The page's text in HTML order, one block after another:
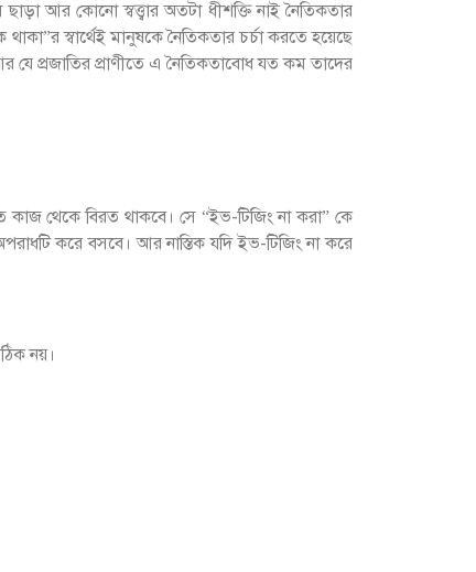
ছাড়া আর কোনো স্বত্ত্বার অতটা ধীশক্তি নাই নৈতিকতার
স্বার্থেই মানুষকে নৈতিকতার চর্চা করতে হয়েছে
যে প্রজাতির প্রাণীতে এ নৈতিকতাবোধ যত কম তাদের
থেকে বিরত থাকবে। সে “ইভ-টিজিং না করা” কে
করে বসবে। আর নাস্তিক যদি ইভ-টিজিং না করে
নয়।